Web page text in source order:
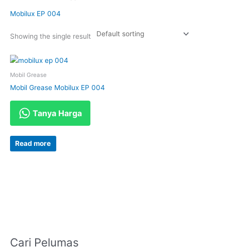
Mobilux EP 004
Showing the single result
Mobil Grease
Mobil Grease Mobilux EP 004
Tanya Harga
Read more
Cari Pelumas